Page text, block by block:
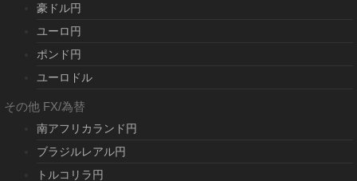
豪ドル円
ユーロ円
ポンド円
ユーロドル
その他 FX/為替
南アフリカランド円
ブラジルレアル円
トルコリラ円